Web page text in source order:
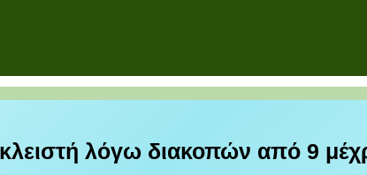
κλειστή λόγω διακοπών από 9